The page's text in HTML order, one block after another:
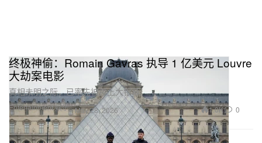
Entertainment 娱乐
终极神偷：Romain Gavras 执导 1 亿美元 Louvre
大劫案电影
真相未明之际，已率先被搬上大银幕。
May 28, 2026 1.0K 0